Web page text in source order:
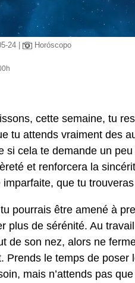
24 | Horóscopo
cette semaine, tu
tu attends vraiment des
si cela te demande un
et renforcera la
imparfaite, que tu
pourrais être amené à
plus de sérénité. Au
de son nez, alors ne
Prends le temps de poser
mais n’attends pas